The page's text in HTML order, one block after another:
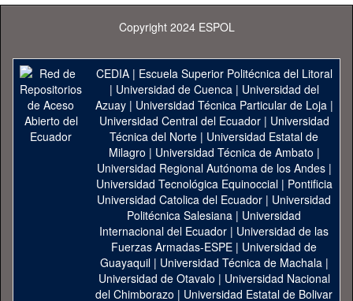
Copyright 2024 ESPOL
CEDIA| Escuela Superior Politécnica del Litoral
| Universidad de Cuenca| Universidad del
Azuay| Universidad Técnica Particular de Loja|
Universidad Central del Ecuador| Universidad
Técnica del Norte | Universidad Estatal de
Milagro | Universidad Técnica de Ambato |
Universidad Regional Autónoma de los Andes|
Universidad Tecnológica Equinoccial| Pontificia
Universidad Catolica del Ecuador | Universidad
Politécnica Salesiana | Universidad
Internacional del Ecuador | Universidad de las
Fuerzas Armadas-ESPE | Universidad de
Guayaquil| Universidad Técnica de Machala|
Universidad de Otavalo | Universidad Nacional
del Chimborazo | Universidad Estatal de Bolivar